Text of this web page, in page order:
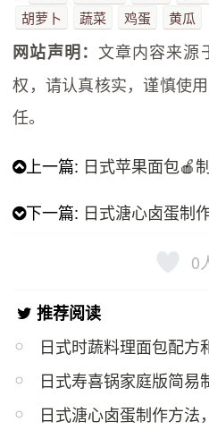
胡萝卜
蔬菜 鸡蛋 黄瓜
网站声明： 文章内容来源
权，请认真核实，谨慎使
任。
上一篇: 日式苹果面包🍎
下一篇: 日式溏心卤蛋制
0
推荐阅读
日式时蔬料理面包配方
日式寿喜锅家庭版简易
日式溏心卤蛋制作方法